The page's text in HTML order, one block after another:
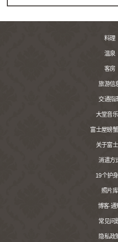
料理
温泉
客房
旅游信
交通指
大堂音
富士屋螃
关于富
消遣方
19个护
照片库
博客·通
常见问
隐私政